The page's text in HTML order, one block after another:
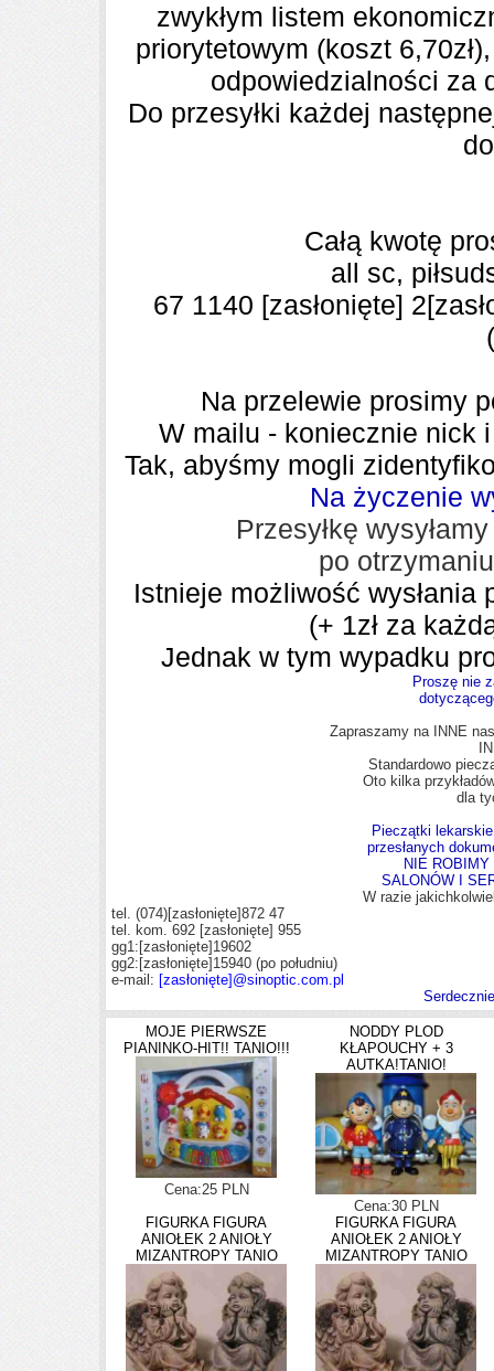
zwykłym listem
priorytetowym (koszt 6,70zł
odpowiedzialności za
Do przesyłki każdej
Całą kwotę
all sc,
67 1140 [zasłonięte] 2
Na przelewie prosimy
W mailu - koniecznie nick
Tak, abyśmy mogli
Na życzenie
Przesyłkę
po
Istnieje możliwość wysłania
(+ 1zł za
Jednak w tym wypadku
Proszę nie
Zapraszamy na INNE
Standardowo
Oto kilka
dla
Pieczątki
przesłanych
NIE
SALONÓW I
W razie
tel. (074)[zasłonięte]872 47
tel. kom. 692 [zasłonięte] 955
gg1: [zasłonięte] 19602
gg2: [zasłonięte] 15940 (po południu)
e-mail: [zasłonięte] @sinoptic.com.pl
MOJE PIERWSZE
PIANINKO-HIT!! TANIO!!!
Cena:25 PLN
NODDY PLOD
KŁAPOUCHY + 3
AUTKA!TANIO!
Cena:30 PLN
FIGURKA FIGURA
ANIOŁEK 2 ANIOŁY
MIZANTROPY TANIO
FIGURKA FIGURA
ANIOŁEK 2 ANIOŁY
MIZANTROPY TANIO